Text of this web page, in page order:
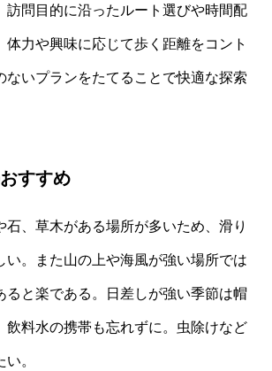
訪問目的に沿ったルート選びや時間配
体力や興味に応じて歩く距離をコント
ないプランをたてることで快適な探索
すすめ
石、草木がある場所が多いため、滑り
い。また山の上や海風が強い場所では
ると楽である。日差しが強い季節は帽
飲料水の携帯も忘れずに。虫除けなど
。